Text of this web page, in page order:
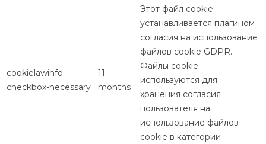
cookielawinfo-
checkbox-necessary
11
months
Этот файл cookie
устанавливается плагином
согласия на использование
файлов cookie GDPR.
Файлы cookie
используются для
хранения согласия
пользователя на
использование файлов
cookie в категории